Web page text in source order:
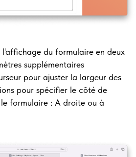
l'affichage du formulaire en deux
supplémentaires
pour ajuster la largeur des
pour spécifier le côté de
formulaire : A droite ou à